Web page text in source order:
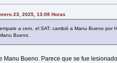
23, 2025, 13:08 Horas
a cero, el SAT. cambió a Manu Bueno por
Bueno.
Manu Bueno. Parece que se fue